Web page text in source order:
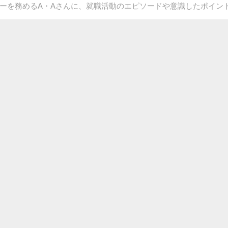
を務めるA・Aさんに、就職活動のエピソードや意識したポイン